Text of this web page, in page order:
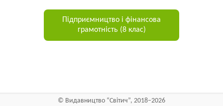
Підприємництво і фінансова
грамотність (8 клас)
© Видавництво “Світич”, 2018–2026